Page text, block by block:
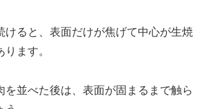
けると、表面だけが焦げて中心が生焼
ます。
を並べた後は、表面が固まるまで触ら